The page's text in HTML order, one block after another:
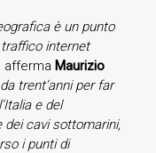
è un punto
internet
afferma Maurizio
trent’anni per far
e del
dei cavisottomarini,
i punti di